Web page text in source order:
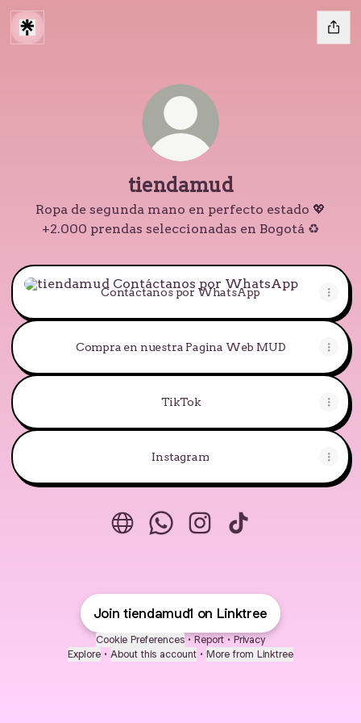
tiendamud
Ropa de segunda mano en perfecto estado 💖
+2.000 prendas seleccionadas en Bogotá ♻️
Contáctanos por WhatsApp
Contáctanos por WhatsApp
Compra en nuestra Pagina Web MUD
TikTok
Instagram
Join tiendamud1 on Linktree
Cookie Preferences • Report • Privacy
Explore • About this account • More from Linktree